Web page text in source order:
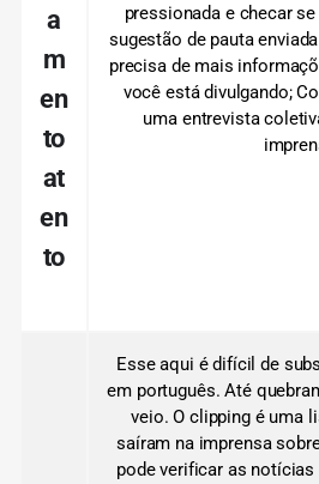
a
m
en
to
at
en
to
pressionada e checar
sugestão de pauta
precisa de mais
você está divulgando;
uma entrevista
Esse aqui é difícil de
em português.Até
veio.O clipping é uma
saíram na imprensa
pode verificar as